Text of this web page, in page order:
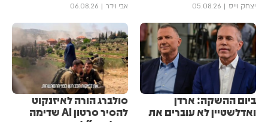
יצחק וייס 05.08.26 אבי וידר 06.08.26
ביום ההשקה: ארדן
ואדלשטיין לא עוברים את
סולברג הורה לאיזנקוט
להסיר סרטון AI שדימה